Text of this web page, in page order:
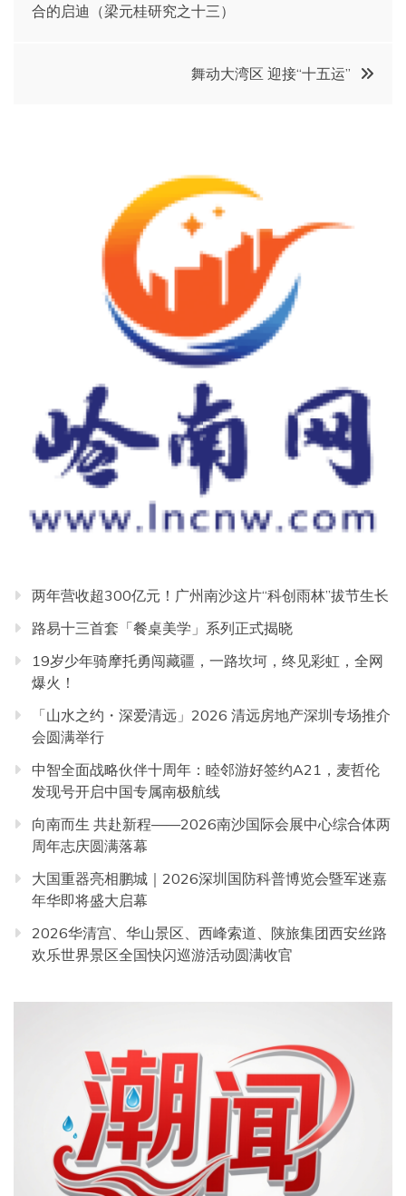
章
合的启迪（梁元桂研究之十三）
舞动大湾区 迎接“十五运”
两年营收超300亿元！广州南沙这片“科创雨林”拔节生长
路易十三首套「餐桌美学」系列正式揭晓
19岁少年骑摩托勇闯藏疆，一路坎坷，终见彩虹，全网
爆火！
「山水之约・深爱清远」2026 清远房地产深圳专场推介
会圆满举行
中智全面战略伙伴十周年：睦邻游好签约A21，麦哲伦
发现号开启中国专属南极航线
向南而生 共赴新程——2026南沙国际会展中心综合体两
周年志庆圆满落幕
大国重器亮相鹏城｜2026深圳国防科普博览会暨军迷嘉
年华即将盛大启幕
2026华清宫、华山景区、西峰索道、陕旅集团西安丝路
欢乐世界景区全国快闪巡游活动圆满收官